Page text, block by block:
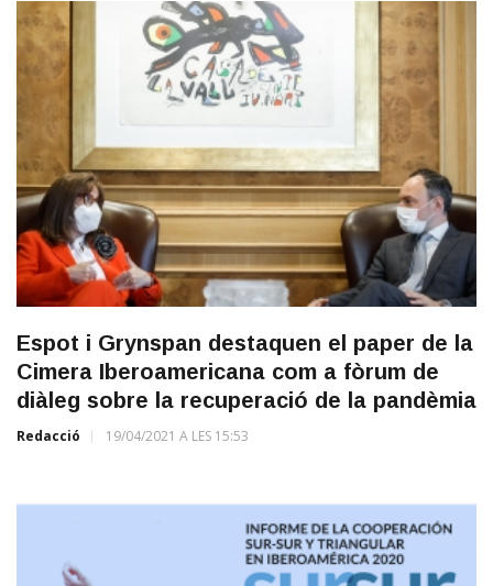
Espot i Grynspan destaquen el paper de la
Cimera Iberoamericana com a fòrum de
diàleg sobre la recuperació de la pandèmia
Redacció 19/04/2021 A LES 15:53